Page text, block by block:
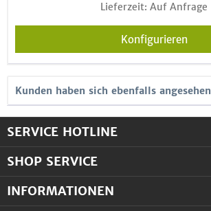
Lieferzeit: Auf Anfrage
Konfigurieren
Kunden haben sich ebenfalls angesehen
SERVICE HOTLINE
SHOP SERVICE
INFORMATIONEN